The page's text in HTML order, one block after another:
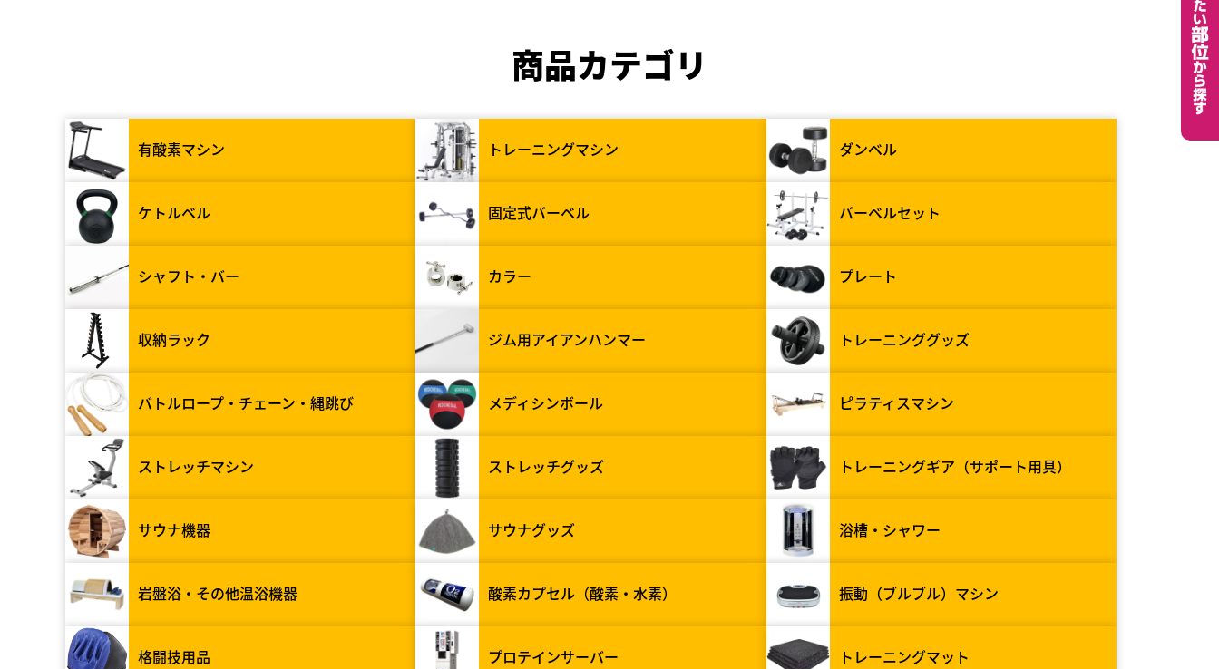
商品カテゴリ
有酸素マシン トレーニングマシン ダンベル
ケトルベル 固定式バーベル バーベルセット
シャフト・バー カラー プレート
収納ラック ジム用アイアンハンマー トレーニンググッズ
バトルロープ・チェーン・縄跳び メディシンボール ピラティスマシン
ストレッチマシン ストレッチグッズ トレーニングギア（サポート用具）
サウナ機器 サウナグッズ 浴槽・シャワー
岩盤浴・その他温浴機器 酸素カプセル（酸素・水素） 振動（ブルブル）マシン
格闘技用品 プロテインサーバー トレーニングマット